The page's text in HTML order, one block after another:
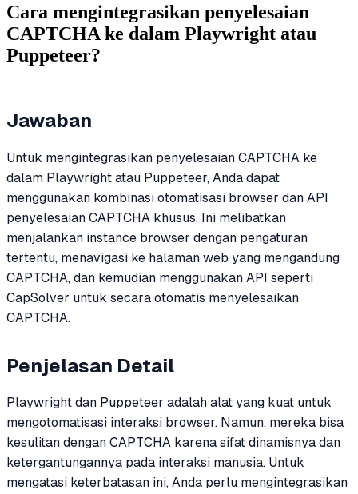
Cara mengintegrasikan penyelesaian
CAPTCHA ke dalam Playwright atau
Puppeteer?
Jawaban
Untuk mengintegrasikan penyelesaian CAPTCHA ke
dalam Playwright atau Puppeteer, Anda dapat
menggunakan kombinasi otomatisasi browser dan API
penyelesaian CAPTCHA khusus. Ini melibatkan
menjalankan instance browser dengan pengaturan
tertentu, menavigasi ke halaman web yang mengandung
CAPTCHA, dan kemudian menggunakan API seperti
CapSolver untuk secara otomatis menyelesaikan
CAPTCHA.
Penjelasan Detail
Playwright dan Puppeteer adalah alat yang kuat untuk
mengotomatisasi interaksi browser. Namun, mereka bisa
kesulitan dengan CAPTCHA karena sifat dinamisnya dan
ketergantungannya pada interaksi manusia. Untuk
mengatasi keterbatasan ini, Anda perlu mengintegrasikan